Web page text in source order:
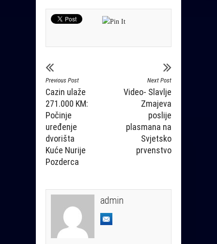
Previous Post
Cazin ulaže
271.000 KM:
Počinje
uređenje
dvorišta
Kuće Nurije
Pozderca
Next Post
Video- Slavlje
Zmajeva
poslije
plasmana na
Svjetsko
prvenstvo
admin